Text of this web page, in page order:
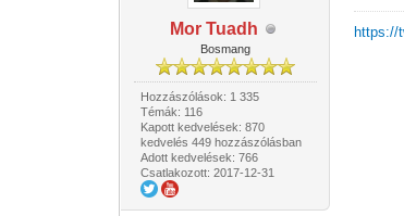
Mor Tuadh
Bosmang
Hozzászólások: 1 335
Témák: 116
Kapott kedvelések: 870
kedvelés 449 hozzászólásban
Adott kedvelések: 766
Csatlakozott: 2017-12-31
https://